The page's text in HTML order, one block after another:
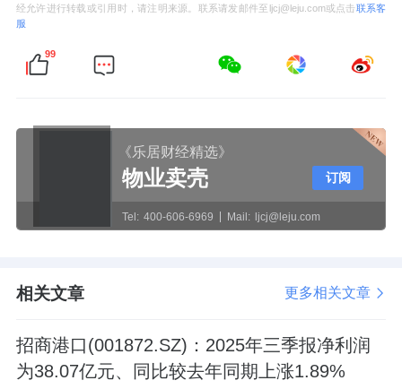
经允许进行转载或引用时，请注明来源。联系请发邮件至ljcj@leju.com或点击联系客
服
99
《乐居财经精选》
物业卖壳
Tel: 400-606-6969 Mail: ljcj@leju.com
订阅
相关文章 更多相关文章
招商港口(001872.SZ)：2025年三季报净利润
为38.07亿元、同比较去年同期上涨1.89%